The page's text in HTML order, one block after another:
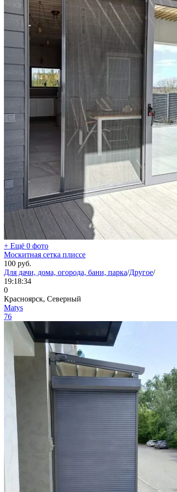
+ Ещё 0 фото
Москитная сетка плиссе
100 руб.
Для дачи, дома, огорода, бани, парка/Другое/
19:18:34
0
Красноярск, Северный
Matys
76